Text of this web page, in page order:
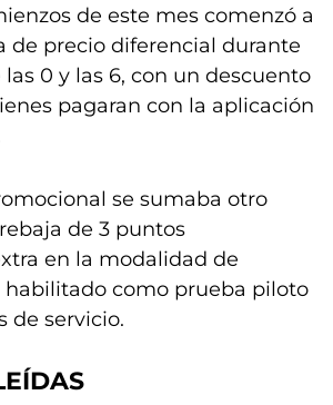
de este mes comenzó a
de precio diferencial durante
0 y las 6, con un descuento
pagaran con la aplicación
se sumaba otro
de 3 puntos
en la modalidad de
habilitado como prueba piloto
de servicio.